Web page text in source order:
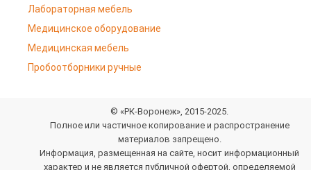
Лабораторная мебель
Медицинское оборудование
Медицинская мебель
Пробоотборники ручные
© «РК-Воронеж», 2015-2025.
Полное или частичное копирование и распространение
материалов запрещено.
Информация, размещенная на сайте, носит информационный
характер и не является публичной офертой, определяемой